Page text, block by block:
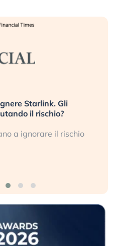
Starlink. Gli
il rischio?
a ignorare il rischio